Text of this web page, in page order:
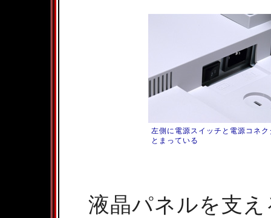
左側に電源スイッチと電源コネク
とまっている
液晶パネルを支え